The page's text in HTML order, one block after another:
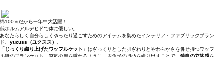
綿100％だから一年中大活躍！
低ホルムアルデヒドで体に優しい。
あなたらしく自分らしくゆったり過ごすためのアイテムを集めたインテリア・ファブリックブラン
ド、 yucuss（ユクスス）
「じっくり織り上げたワッフルケット」 はざっくりとした肌ざわりとやわらかさを併せ持つワッフ
ル織のブランケット。空気の層を重ねるように、四角形の凹凸を織り出すことで、 独自の立体感を